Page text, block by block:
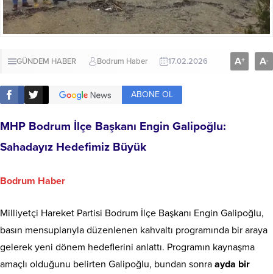
GÜNDEM HABER Bodrum Haber 17.02.2026 A+ A-
ABONE OL
MHP Bodrum İlçe Başkanı Engin Galipoğlu:
Sahadayız Hedefimiz Büyük
Bodrum Haber
Milliyetçi Hareket Partisi Bodrum İlçe Başkanı Engin Galipoğlu,
basın mensuplarıyla düzenlenen kahvaltı programında bir araya
gelerek yeni dönem hedeflerini anlattı. Programın kaynaşma
amaçlı olduğunu belirten Galipoğlu, bundan sonra ayda bir